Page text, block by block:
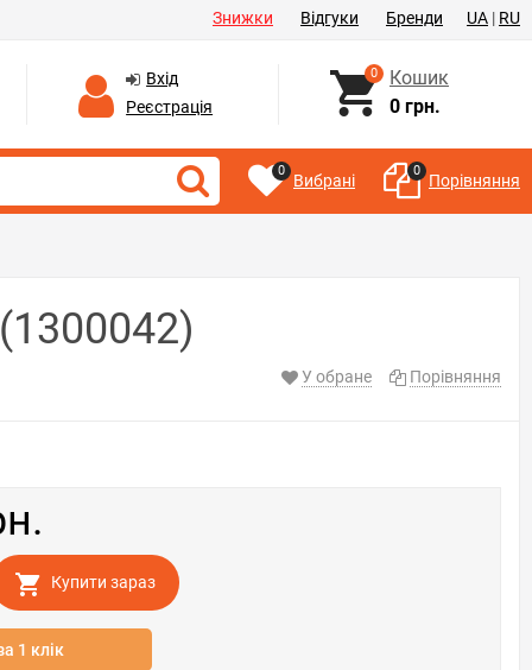
Знижки Відгуки Бренди UA | RU
Вхід
Реєстрація
0
Кошик
0 грн.
0 Вибрані 0 Порівняння
У обране Порівняння
Купити зараз
1 клік